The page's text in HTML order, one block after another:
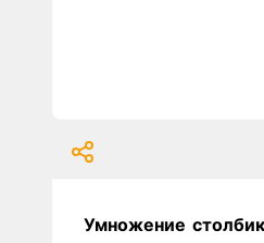
Умножение